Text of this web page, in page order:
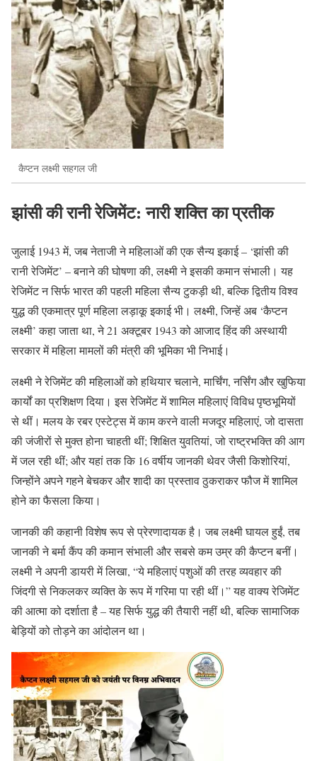
कैप्टन लक्ष्मी सहगल जी
झांसी की रानी रेजिमेंट: नारी शक्ति का प्रतीक
जुलाई 1943 में, जब नेताजी ने महिलाओं की एक सैन्य इकाई – ‘झांसी की
रानी रेजिमेंट’ – बनाने की घोषणा की, लक्ष्मी ने इसकी कमान संभाली। यह
रेजिमेंट न सिर्फ भारत की पहली महिला सैन्य टुकड़ी थी, बल्कि द्वितीय विश्व
युद्ध की एकमात्र पूर्ण महिला लड़ाकू इकाई भी। लक्ष्मी, जिन्हें अब ‘कैप्टन
लक्ष्मी’ कहा जाता था, ने 21 अक्टूबर 1943 को आजाद हिंद की अस्थायी
सरकार में महिला मामलों की मंत्री की भूमिका भी निभाई।
लक्ष्मी ने रेजिमेंट की महिलाओं को हथियार चलाने, मार्चिंग, नर्सिंग और खुफिया
कार्यों का प्रशिक्षण दिया। इस रेजिमेंट में शामिल महिलाएं विविध पृष्ठभूमियों
से थीं। मलय के रबर एस्टेट्स में काम करने वाली मजदूर महिलाएं, जो दासता
की जंजीरों से मुक्त होना चाहती थीं; शिक्षित युवतियां, जो राष्ट्रभक्ति की आग
में जल रही थीं; और यहां तक कि 16 वर्षीय जानकी थेवर जैसी किशोरियां,
जिन्होंने अपने गहने बेचकर और शादी का प्रस्ताव ठुकराकर फौज में शामिल
होने का फैसला किया।
जानकी की कहानी विशेष रूप से प्रेरणादायक है। जब लक्ष्मी घायल हुईं, तब
जानकी ने बर्मा कैंप की कमान संभाली और सबसे कम उम्र की कैप्टन बनीं।
लक्ष्मी ने अपनी डायरी में लिखा, “ये महिलाएं पशुओं की तरह व्यवहार की
जिंदगी से निकलकर व्यक्ति के रूप में गरिमा पा रही थीं।” यह वाक्य रेजिमेंट
की आत्मा को दर्शाता है – यह सिर्फ युद्ध की तैयारी नहीं थी, बल्कि सामाजिक
बेड़ियों को तोड़ने का आंदोलन था।